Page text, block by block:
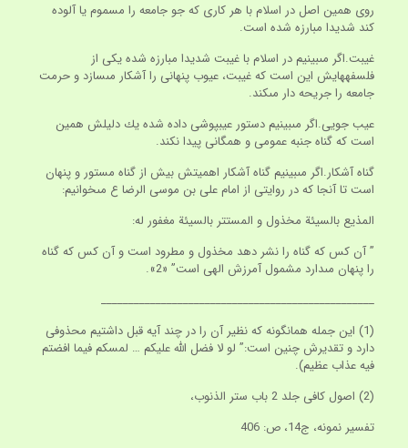
روى همين اصل در اسلام با هر كارى كه جو جامعه را مسموم يا آلوده
كند شديدا مبارزه شده است.
غیبت.اگر مى‏بينيم در اسلام با غيبت شديدا مبارزه شده يكى از
فلسفه‏هايش اين است كه غيبت، عيوب پنهانى را آشكار مى‏سازد و حرمت
جامعه را جريحه دار مى‏كند.
عیب جویی.اگر مى‏بينيم دستور عيب‏پوشى داده شده يك دليلش همين
است كه گناه جنبه عمومى و همگانى پيدا نكند.
گناه آشکار.اگر مى‏بينيم گناه آشكار اهميتش بيش از گناه مستور و پنهان
است تا آنجا كه در روايتى از امام على بن موسى الرضا ع مى‏خوانيم:
المذيع بالسيئة مخذول و المستتر بالسيئة مغفور له:
” آن كس كه گناه را نشر دهد مخذول و مطرود است و آن كس كه گناه
را پنهان مى‏دارد مشمول آمرزش الهى است” «2».
__________________________________________________
(1) اين جمله همانگونه كه نظير آن را در چند آيه قبل داشتيم محذوفى
دارد و تقديرش چنين است:” لو لا فضل اللَّه عليكم … لمسكم فيما افضتم
فيه عذاب عظيم).
(2) اصول كافى جلد 2 باب ستر الذنوب،
تفسير نمونه، ج‏14، ص: 406